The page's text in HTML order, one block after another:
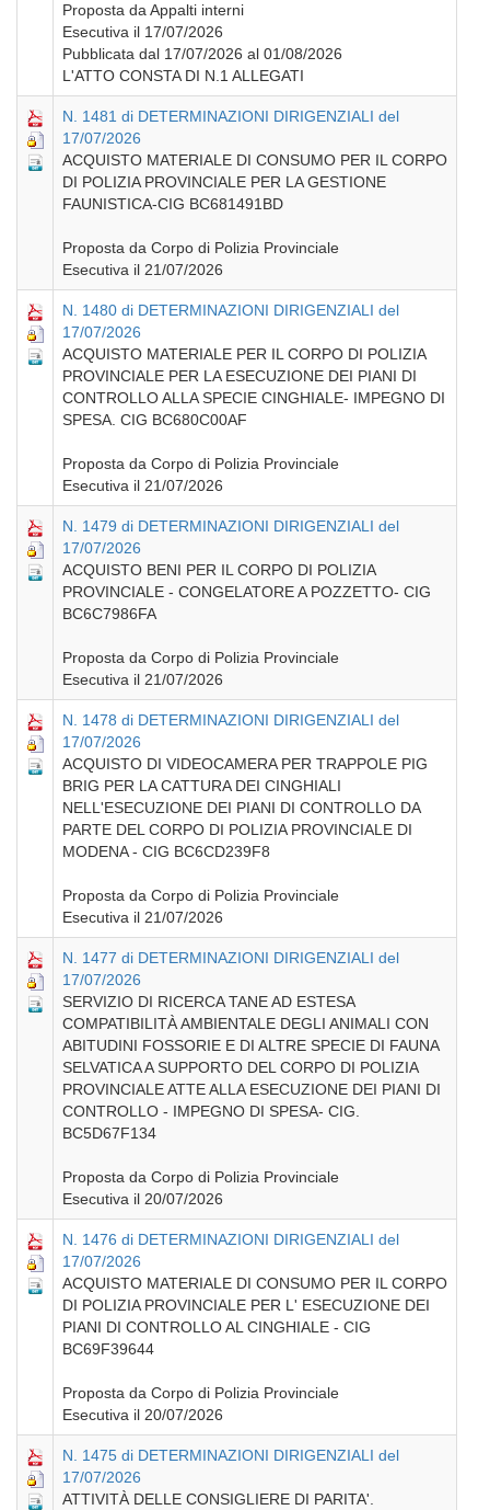
Proposta da Appalti interni
Esecutiva il 17/07/2026
Pubblicata dal 17/07/2026 al 01/08/2026
L'ATTO CONSTA DI N.1 ALLEGATI
N. 1481 di DETERMINAZIONI DIRIGENZIALI del
17/07/2026
ACQUISTO MATERIALE DI CONSUMO PER IL CORPO
DI POLIZIA PROVINCIALE PER LA GESTIONE
FAUNISTICA-CIG BC681491BD
Proposta da Corpo di Polizia Provinciale
Esecutiva il 21/07/2026
N. 1480 di DETERMINAZIONI DIRIGENZIALI del
17/07/2026
ACQUISTO MATERIALE PER IL CORPO DI POLIZIA
PROVINCIALE PER LA ESECUZIONE DEI PIANI DI
CONTROLLO ALLA SPECIE CINGHIALE- IMPEGNO DI
SPESA. CIG BC680C00AF
Proposta da Corpo di Polizia Provinciale
Esecutiva il 21/07/2026
N. 1479 di DETERMINAZIONI DIRIGENZIALI del
17/07/2026
ACQUISTO BENI PER IL CORPO DI POLIZIA
PROVINCIALE - CONGELATORE A POZZETTO- CIG
BC6C7986FA
Proposta da Corpo di Polizia Provinciale
Esecutiva il 21/07/2026
N. 1478 di DETERMINAZIONI DIRIGENZIALI del
17/07/2026
ACQUISTO DI VIDEOCAMERA PER TRAPPOLE PIG
BRIG PER LA CATTURA DEI CINGHIALI
NELL'ESECUZIONE DEI PIANI DI CONTROLLO DA
PARTE DEL CORPO DI POLIZIA PROVINCIALE DI
MODENA - CIG BC6CD239F8
Proposta da Corpo di Polizia Provinciale
Esecutiva il 21/07/2026
N. 1477 di DETERMINAZIONI DIRIGENZIALI del
17/07/2026
SERVIZIO DI RICERCA TANE AD ESTESA
COMPATIBILITÀ AMBIENTALE DEGLI ANIMALI CON
ABITUDINI FOSSORIE E DI ALTRE SPECIE DI FAUNA
SELVATICA A SUPPORTO DEL CORPO DI POLIZIA
PROVINCIALE ATTE ALLA ESECUZIONE DEI PIANI DI
CONTROLLO - IMPEGNO DI SPESA- CIG.
BC5D67F134
Proposta da Corpo di Polizia Provinciale
Esecutiva il 20/07/2026
N. 1476 di DETERMINAZIONI DIRIGENZIALI del
17/07/2026
ACQUISTO MATERIALE DI CONSUMO PER IL CORPO
DI POLIZIA PROVINCIALE PER L' ESECUZIONE DEI
PIANI DI CONTROLLO AL CINGHIALE - CIG
BC69F39644
Proposta da Corpo di Polizia Provinciale
Esecutiva il 20/07/2026
N. 1475 di DETERMINAZIONI DIRIGENZIALI del
17/07/2026
ATTIVITÀ DELLE CONSIGLIERE DI PARITA'.